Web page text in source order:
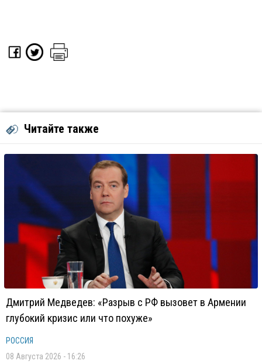
Читайте также
Дмитрий Медведев: «Разрыв с РФ вызовет в Армении
глубокий кризис или что похуже»
РОССИЯ
08 Августа 2026 - 16:26